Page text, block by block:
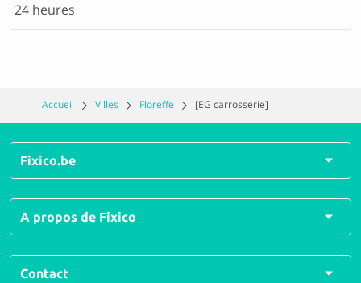
24 heures
Accueil Villes Floreffe [EG carrosserie]
Fixico.be
Toutes les réparations
Tous types de dégât
Questions fréquemment posées
A propos de Fixico
Qui sommes-nous ?
Contact